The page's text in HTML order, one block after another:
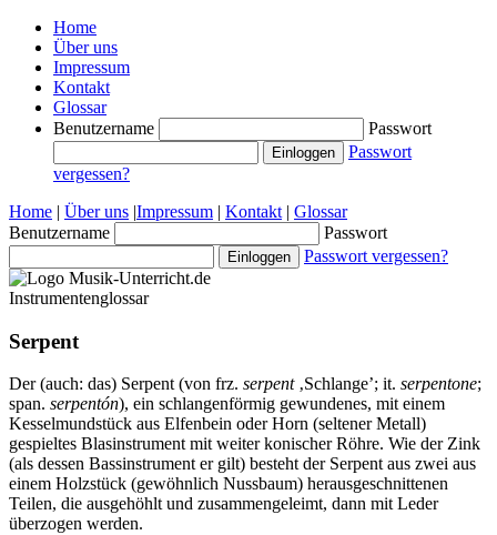
Home
Über uns
Impressum
Kontakt
Glossar
Benutzername
Passwort
Passwort
vergessen?
Home | Über uns |Impressum | Kontakt | Glossar
Benutzername
Passwort
Passwort vergessen?
Instrumentenglossar
Serpent
Der (auch: das) Serpent (von frz. serpent ‚Schlange’; it. serpentone;
span. serpentón), ein schlangenförmig gewundenes, mit einem
Kesselmundstück aus Elfenbein oder Horn (seltener Metall)
gespieltes Blasinstrument mit weiter konischer Röhre. Wie der Zink
(als dessen Bassinstrument er gilt) besteht der Serpent aus zwei aus
einem Holzstück (gewöhnlich Nussbaum) herausgeschnittenen
Teilen, die ausgehöhlt und zusammengeleimt, dann mit Leder
überzogen werden.